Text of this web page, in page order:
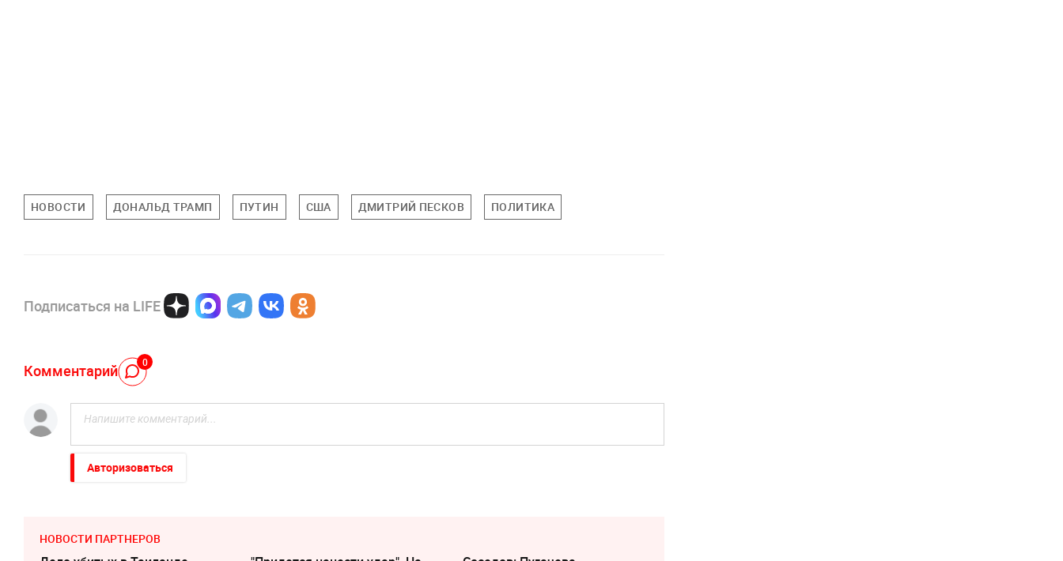
НОВОСТИ ДОНАЛЬД ТРАМП ПУТИН США ДМИТРИЙ ПЕСКОВ ПОЛИТИКА
Подписаться на LIFE
Комментарий 0
Авторизоваться
НОВОСТИ ПАРТНЕРОВ